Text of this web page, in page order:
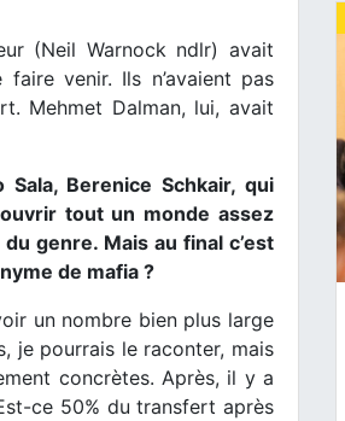
(Neil Warnock ndlr) avait
venir. Ils n’avaient pas
Mehmet Dalman, lui, avait
Berenice Schkair, qui
tout un monde assez
genre. Mais au final c’est
de mafia ?
un nombre bien plus large
je pourrais le raconter, mais
concrètes. Après, il y a
ce 50% du transfert après